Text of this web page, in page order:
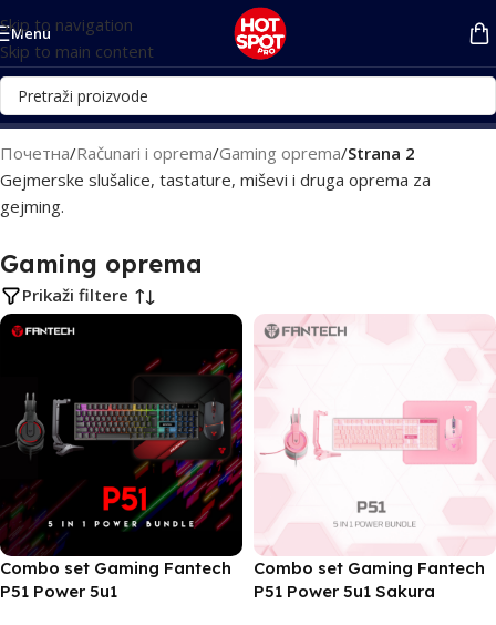
Skip to navigation
Skip to main content
Menu
Почетна/Računari i oprema/Gaming oprema/Strana 2
Gejmerske slušalice, tastature, miševi i druga oprema za
gejming.
Gaming oprema
Prikaži filtere
Combo set Gaming Fantech
P51 Power 5u1
Combo set Gaming Fantech
P51 Power 5u1 Sakura